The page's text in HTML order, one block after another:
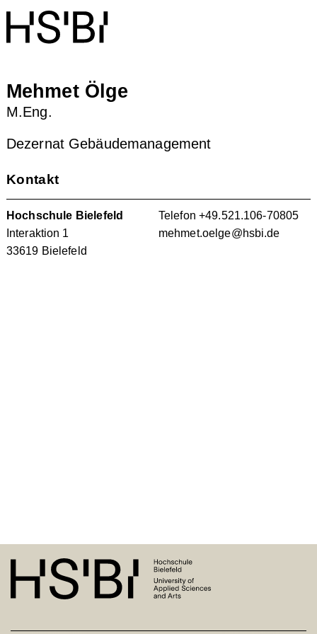
Mehmet Ölge
M.Eng.
Dezernat Gebäudemanagement
Kontakt
Hochschule Bielefeld
Interaktion 1
33619 Bielefeld
Telefon+49.521.106-70805
mehmet.oelge@hsbi.de